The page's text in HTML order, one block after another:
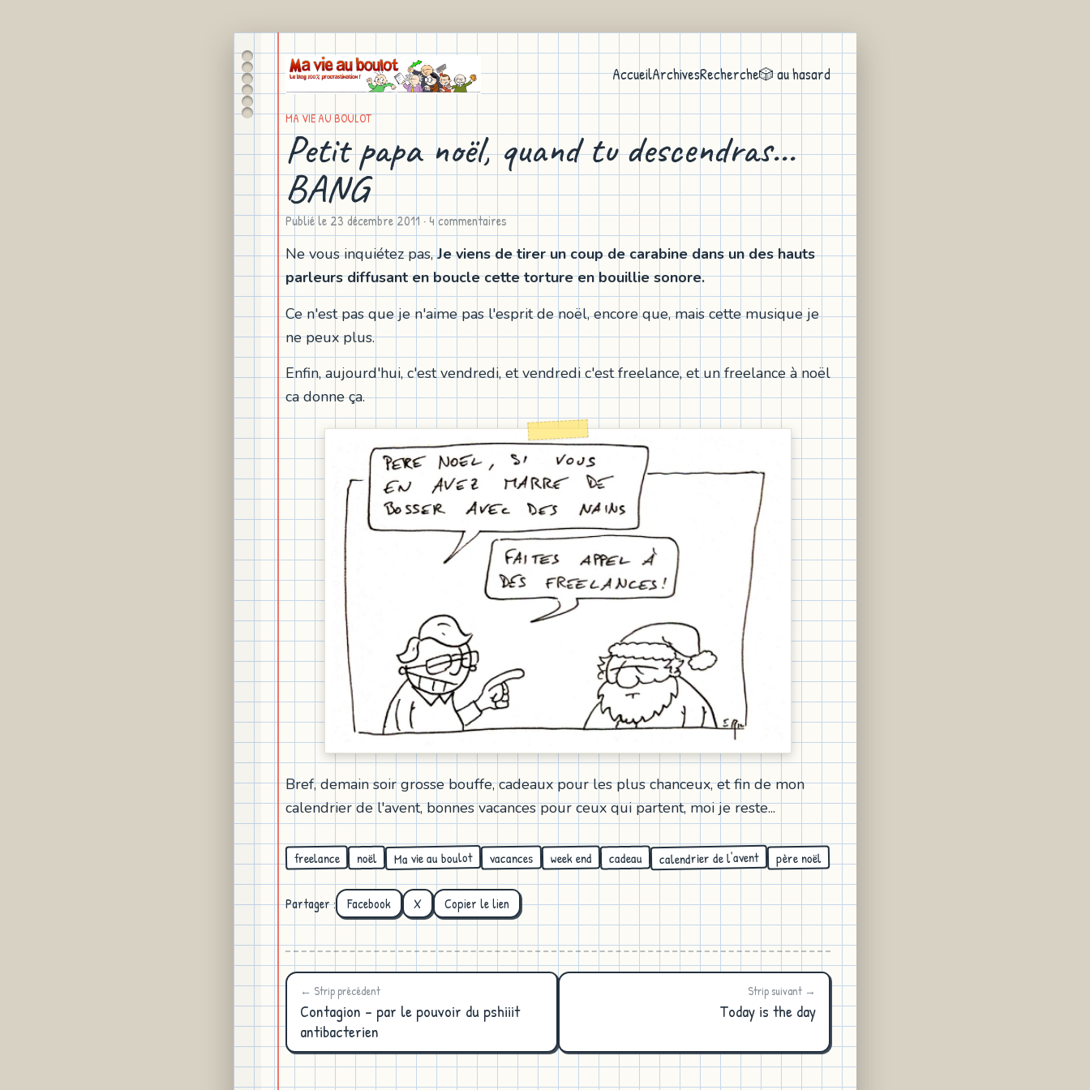
AccueilArchivesRecherche🎲 au hasard
MA VIE AU BOULOT
Petit papa noël, quand tu descendras...
BANG
Publié le23 décembre 2011· 4 commentaires
Ne vous inquiétez pas,Je viens de tirer un coup de carabine dans un des hauts
parleurs diffusant en boucle cette torture en bouillie sonore.
Ce n'est pas que je n'aime pas l'esprit de noël, encore que, mais cette musique je
ne peux plus.
Enfin, aujourd'hui, c'est vendredi, et vendredi c'est freelance, et un freelance à noël
ca donne ça.
Bref, demain soir grosse bouffe, cadeaux pour les plus chanceux, et fin de mon
calendrier de l'avent, bonnes vacances pour ceux qui partent, moi je reste...
freelance noël Ma vie au boulot vacances week end cadeau calendrier de l'avent père noël
Partager : Facebook X Copier le lien
← Strip précédent
Contagion - par le pouvoir du pshiiit
antibacterien
Strip suivant →
Today is the day